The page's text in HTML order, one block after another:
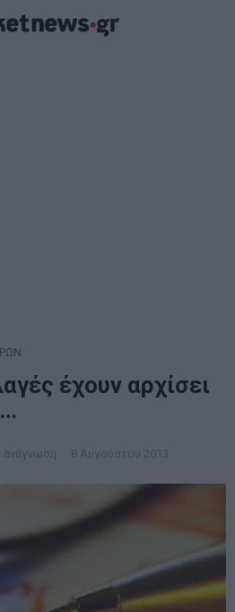
έχουν αρχίσει
ανάγνωση 8 Αυγούστου 2013